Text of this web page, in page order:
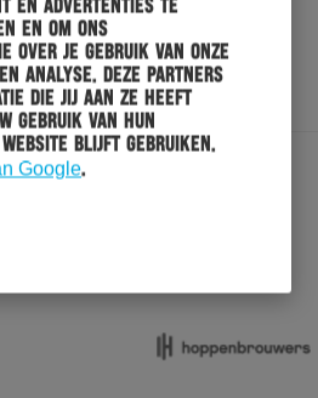
en advertenties te
en om ons
over je gebruik van onze
analyse. Deze partners
die jij aan ze heeft
gebruik van hun
website blijft gebruiken.
Google.